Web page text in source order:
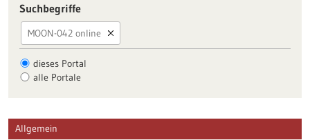
Suchbegriffe
MOON-042 online
dieses Portal
alle Portale
Allgemein